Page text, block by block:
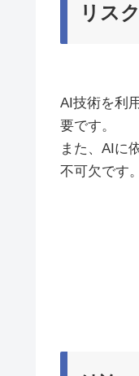
リス
AI技術を利
要です。
また、AIに
不可欠です。